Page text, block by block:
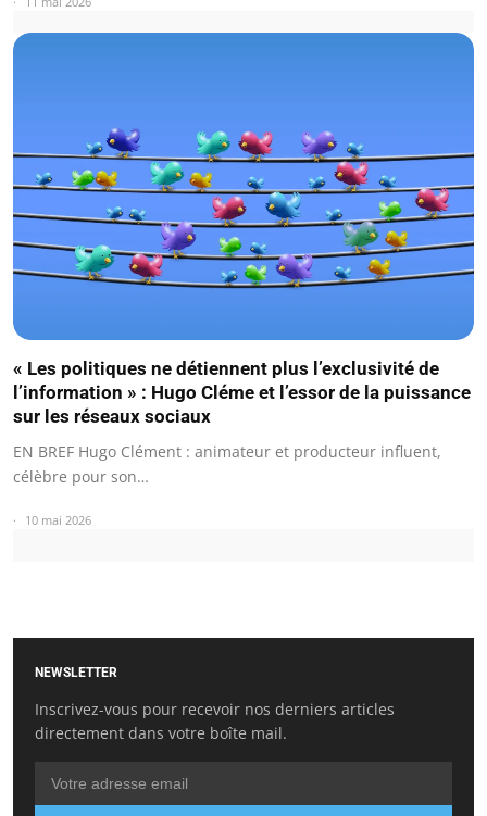
« Les politiques ne détiennent plus l’exclusivité de
l’information » : Hugo Cléme et l’essor de la puissance
sur les réseaux sociaux
EN BREF Hugo Clément : animateur et producteur influent,
célèbre pour son…
10 mai 2026
NEWSLETTER
Inscrivez-vous pour recevoir nos derniers articles
directement dans votre boîte mail.